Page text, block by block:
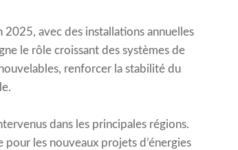
avec des installations annuelles
le rôle croissant des systèmes de
renforcer la stabilité du
dans les principales régions.
pour les nouveaux projets d’énergies